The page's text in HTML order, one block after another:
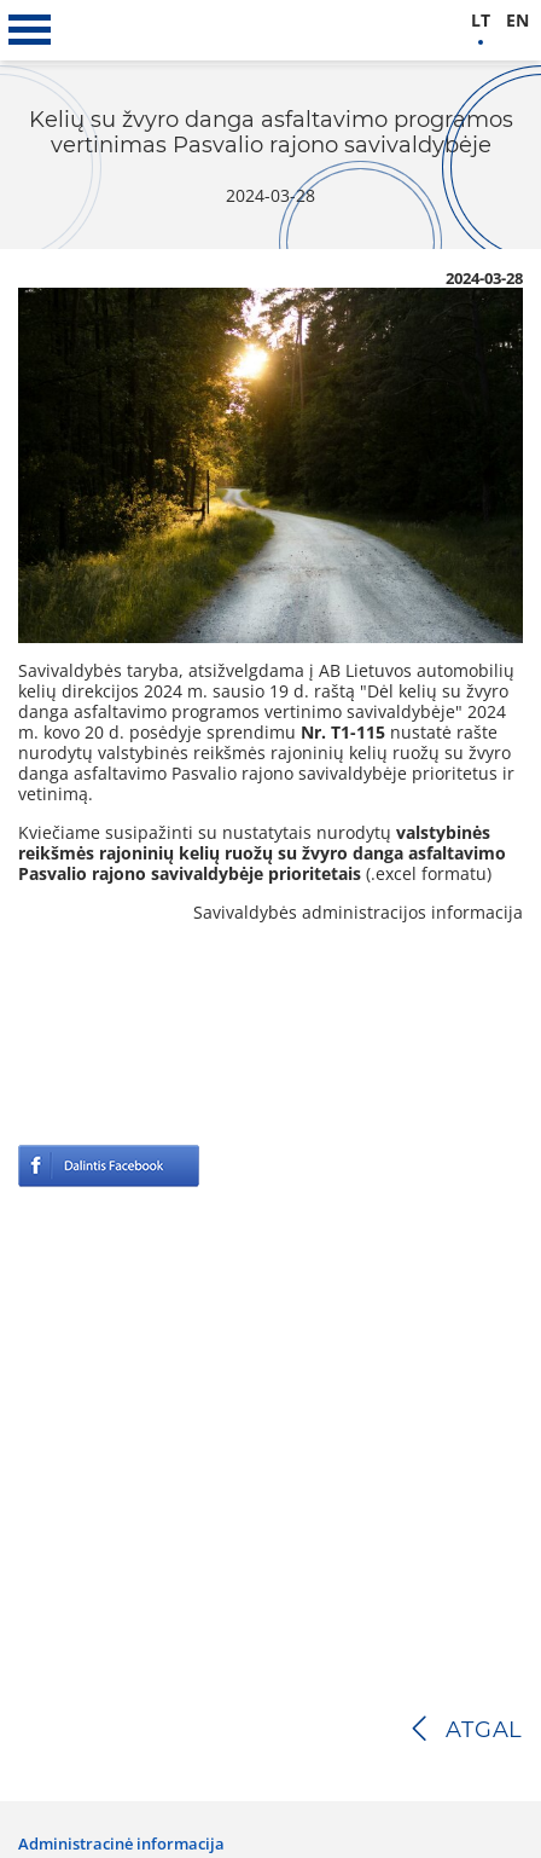
Kelių su žvyro danga asfaltavimo programos
vertinimas Pasvalio rajono savivaldybėje
2024-03-28
2024-03-28
Savivaldybės taryba, atsižvelgdama į AB Lietuvos automobilių
kelių direkcijos 2024 m. sausio 19 d. raštą "Dėl kelių su žvyro
danga asfaltavimo programos vertinimo savivaldybėje" 2024
m. kovo 20 d. posėdyje sprendimu Nr. T1-115 nustatė rašte
nurodytų valstybinės reikšmės rajoninių kelių ruožų su žvyro
danga asfaltavimo Pasvalio rajono savivaldybėje prioritetus ir
vetinimą.
Kviečiame susipažinti su nustatytais nurodytų valstybinės
reikšmės rajoninių kelių ruožų su žvyro danga asfaltavimo
Pasvalio rajono savivaldybėje prioritetais (.excel formatu)
Savivaldybės administracijos informacija
ATGAL
administracinė informacija
LT EN